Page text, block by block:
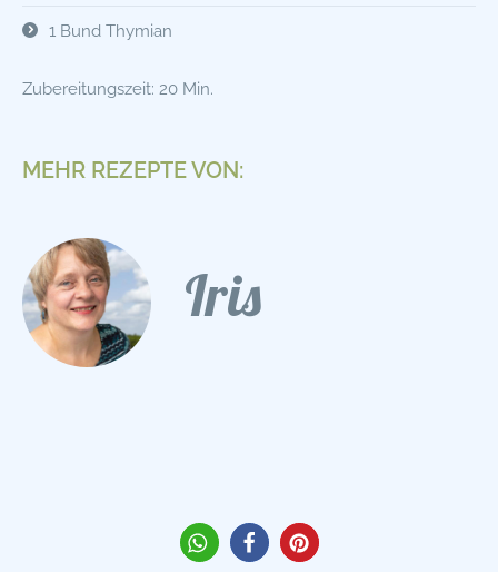
1 Bund Thymian
Zubereitungszeit: 20 Min.
MEHR REZEPTE VON:
Iris